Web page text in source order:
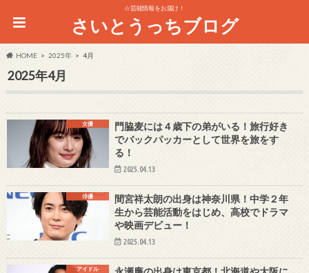
☆芸能情報をお届け！
さいとうっちブログ
HOME 2025年 4月
2025年4月
女優
門脇麦には４歳下の弟がいる！旅行好き
でバックパッカーとして世界を旅をす
る！
2025.04.13
俳優
間宮祥太朗の出身は神奈川県！中学２年
生から芸能活動をはじめ、高校でドラマ
や映画デビュー！
2025.04.13
アイドル